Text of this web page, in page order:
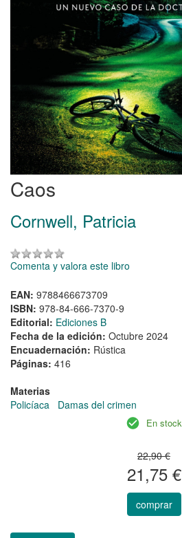
Caos
Cornwell, Patricia
Comenta y valora este libro
EAN: 9788466673709
ISBN: 978-84-666-7370-9
Editorial: Ediciones B
Fecha de la edición: Octubre 2024
Encuadernación: Rústica
Páginas: 416
Materias
Policíaca
Damas del crimen
En stock
22,90 €
21,75 €
comprar